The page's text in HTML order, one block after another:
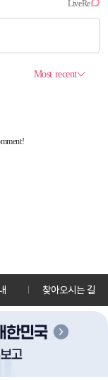
찾아오시는 길
책방송원 KTV